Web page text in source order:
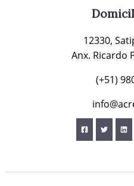
12330,
Anx. Ricardo
(+51)